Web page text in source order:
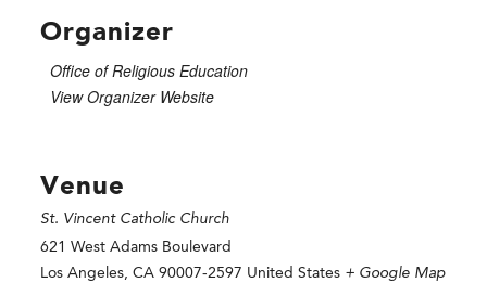
Organizer
Office of Religious Education
View Organizer Website
Venue
St. Vincent Catholic Church
621 West Adams Boulevard
Los Angeles, CA 90007-2597 United States + Google Map